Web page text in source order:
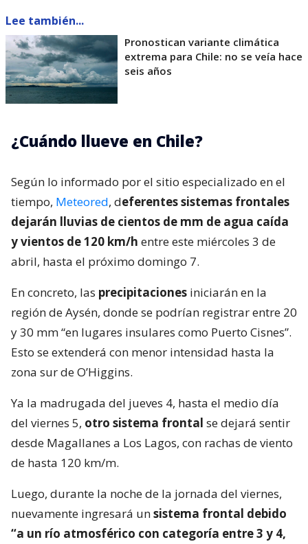
Lee también...
Pronostican variante climática
extrema para Chile: no se veía hace
seis años
¿Cuándo llueve en Chile?
Según lo informado por el sitio especializado en el
tiempo, Meteored, deferentes sistemas frontales
dejarán lluvias de cientos de mm de agua caída
y vientos de 120 km/h entre este miércoles 3 de
abril, hasta el próximo domingo 7.
En concreto, las precipitaciones iniciarán en la
región de Aysén, donde se podrían registrar entre 20
y 30 mm “en lugares insulares como Puerto Cisnes”.
Esto se extenderá con menor intensidad hasta la
zona sur de O’Higgins.
Ya la madrugada del jueves 4, hasta el medio día
del viernes 5, otro sistema frontal se dejará sentir
desde Magallanes a Los Lagos, con rachas de viento
de hasta 120 km/m.
Luego, durante la noche de la jornada del viernes,
nuevamente ingresará unsistema frontal debido
“a un río atmosférico con categoría entre 3 y 4,